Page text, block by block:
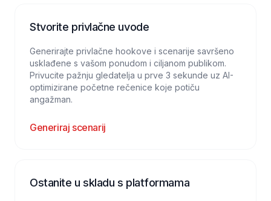
Stvorite privlačne uvode
Generirajte privlačne hookove i scenarije savršeno
usklađene s vašom ponudom i ciljanom publikom.
Privucite pažnju gledatelja u prve 3 sekunde uz AI-
optimizirane početne rečenice koje potiču
angažman.
Generiraj scenarij
Ostanite u skladu s platformama